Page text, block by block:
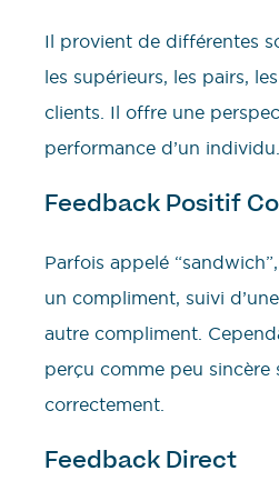
Il provient de différentes
les supérieurs, les pairs,
clients. Il offre une
performance d’un individu.
Feedback Positif
Parfois appelé
un compliment, suivi
autre compliment.
perçu comme peu sincère
correctement.
Feedback Direct